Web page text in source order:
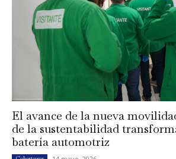
El avance de la nueva
de la sustentabilidad
batería automotriz